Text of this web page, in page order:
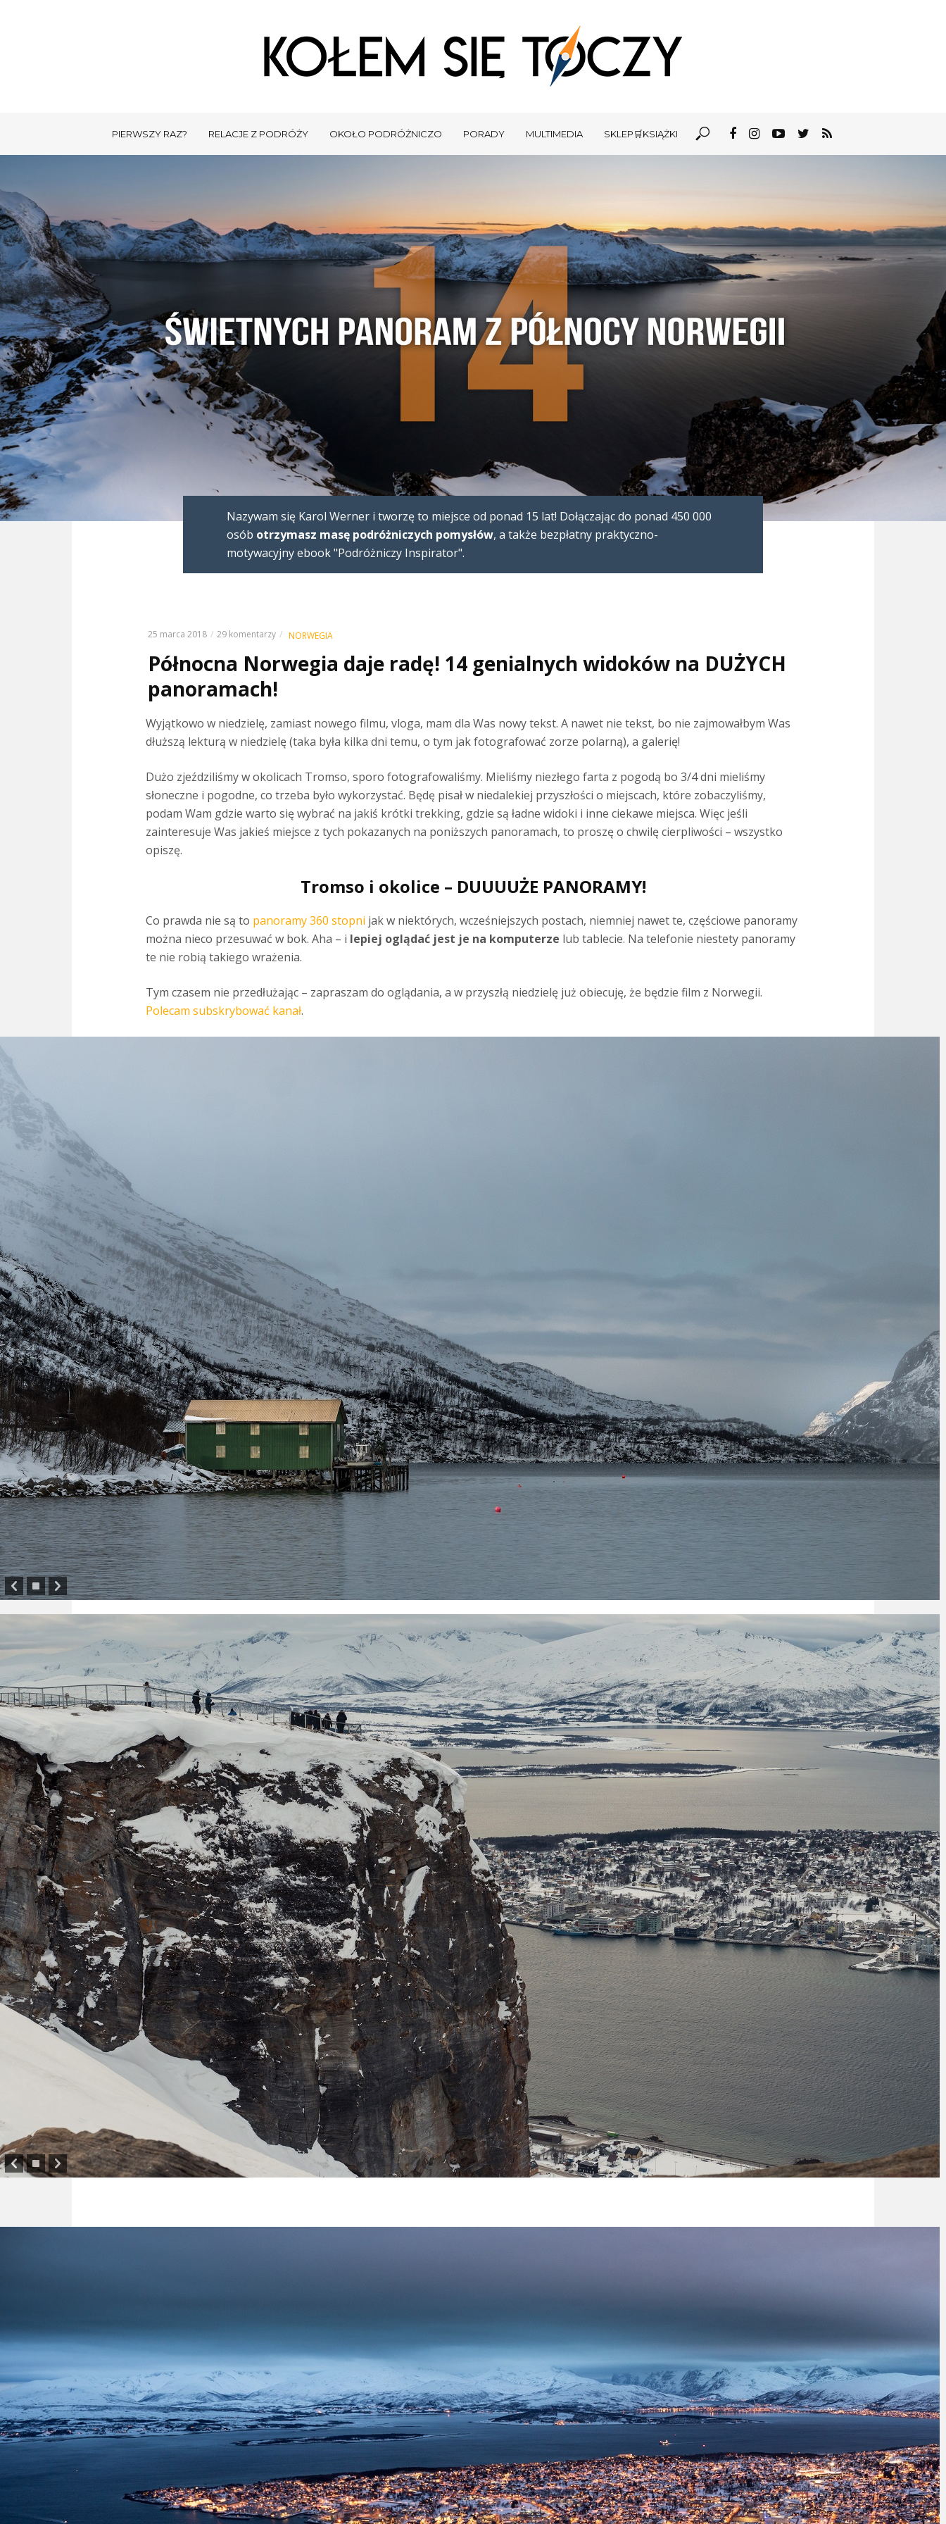
PIERWSZY RAZ? RELACJE Z PODRÓŻY OKOŁO PODRÓŻNICZO PORADY MULTIMEDIA SKLEP🛒KSIĄŻKI
Nazywam się Karol Werner i tworzę to miejsce od ponad 15 lat! Dołączając do ponad 450 000
osób otrzymasz masę podróżniczych pomysłów, a także bezpłatny praktyczno-
motywacyjny ebook "Podróżniczy Inspirator".
25 marca 2018 29 komentarzy NORWEGIA
Północna Norwegia daje radę! 14 genialnych widoków na DUŻYCH
panoramach!
Wyjątkowo w niedzielę, zamiast nowego filmu, vloga, mam dla Was nowy tekst. A nawet nie tekst, bo nie zajmowałbym Was
dłuższą lekturą w niedzielę (taka była kilka dni temu, o tym jak fotografować zorze polarną), a galerię!
Dużo zjeździliśmy w okolicach Tromso, sporo fotografowaliśmy. Mieliśmy niezłego farta z pogodą bo 3/4 dni mieliśmy
słoneczne i pogodne, co trzeba było wykorzystać. Będę pisał w niedalekiej przyszłości o miejscach, które zobaczyliśmy,
podam Wam gdzie warto się wybrać na jakiś krótki trekking, gdzie są ładne widoki i inne ciekawe miejsca. Więc jeśli
zainteresuje Was jakieś miejsce z tych pokazanych na poniższych panoramach, to proszę o chwilę cierpliwości – wszystko
opiszę.
Tromso i okolice – DUUUUŻE PANORAMY!
Co prawda nie są to panoramy 360 stopni jak w niektórych, wcześniejszych postach, niemniej nawet te, częściowe panoramy
można nieco przesuwać w bok. Aha – i lepiej oglądać jest je na komputerze lub tablecie. Na telefonie niestety panoramy
te nie robią takiego wrażenia.
Tym czasem nie przedłużając – zapraszam do oglądania, a w przyszłą niedzielę już obiecuję, że będzie film z Norwegii.
Polecam subskrybować kanał.